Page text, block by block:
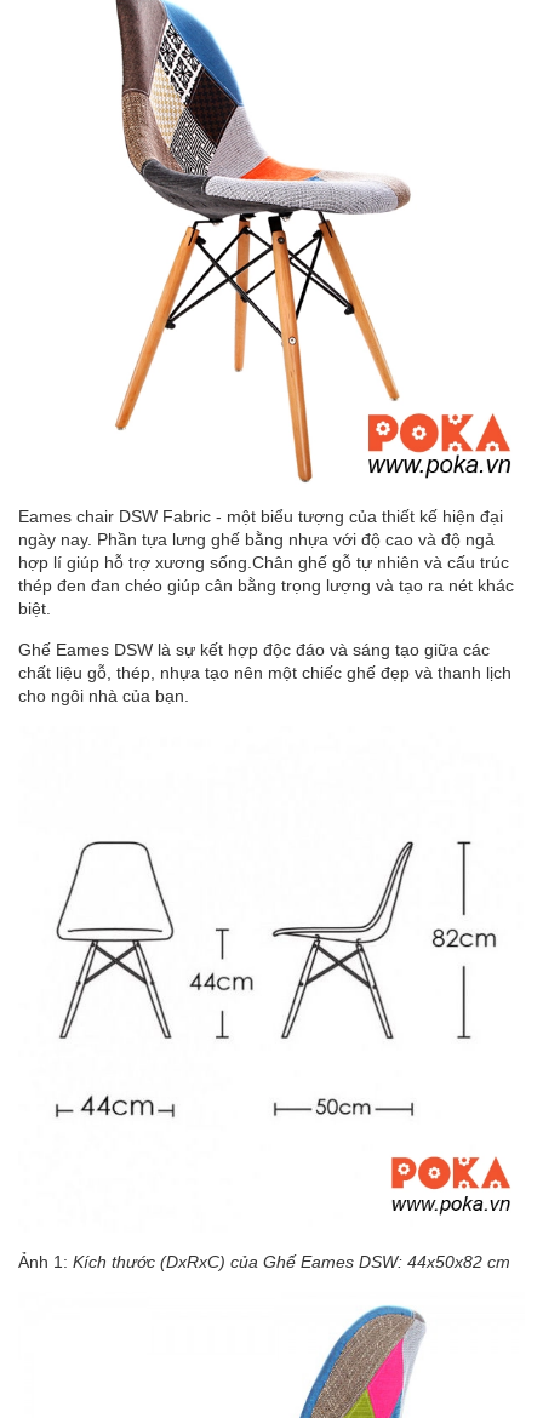
Eames chair DSW Fabric - một biểu tượng của thiết kế hiện đại
ngày nay. Phần tựa lưng ghế bằng nhựa với độ cao và độ ngả
hợp lí giúp hỗ trợ xương sống.Chân ghế gỗ tự nhiên và cấu trúc
thép đen đan chéo giúp cân bằng trọng lượng và tạo ra nét khác
biệt.
Ghế Eames DSW là sự kết hợp độc đáo và sáng tạo giữa các
chất liệu gỗ, thép, nhựa tạo nên một chiếc ghế đẹp và thanh lịch
cho ngôi nhà của bạn.
Ảnh 1: Kích thước (DxRxC) của Ghế Eames DSW: 44x50x82 cm